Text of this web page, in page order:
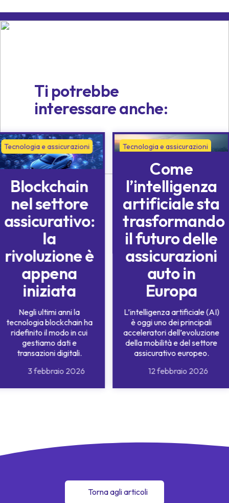
Ti potrebbe
interessare anche:
Tecnologia e assicurazioni
Blockchain
nel settore
assicurativo:
la
rivoluzione è
appena
iniziata
Negli ultimi anni la
tecnologia blockchain ha
ridefinito il modo in cui
gestiamo dati e
transazioni digitali.
3 febbraio 2026
Tecnologia e assicurazioni
Come
l’intelligenza
artificiale sta
trasformando
il futuro delle
assicurazioni
auto in
Europa
L’intelligenza artificiale (AI)
è oggi uno dei principali
acceleratori dell’evoluzione
della mobilità e del settore
assicurativo europeo.
12 febbraio 2026
Torna agli articoli